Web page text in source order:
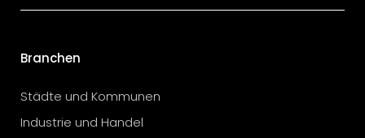
Branchen
Städte und Kommunen
Industrie und Handel